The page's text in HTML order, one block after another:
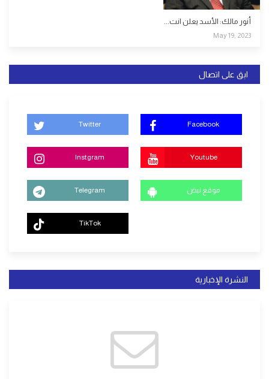
أنور مالك: الأسد يعلن انت...
May 19, 2023
ابق على اتصال
Twitter Facebook
Instgram Youtube
Telegram موقع نبض
TikTok
النشرة الإخبارية